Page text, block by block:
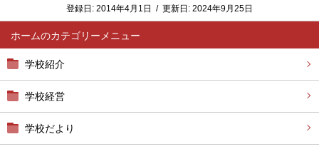
ホーム
学校紹介
学校経営
学校だより
登録日: 2014年4月1日 / 更新日: 2024年9月25日